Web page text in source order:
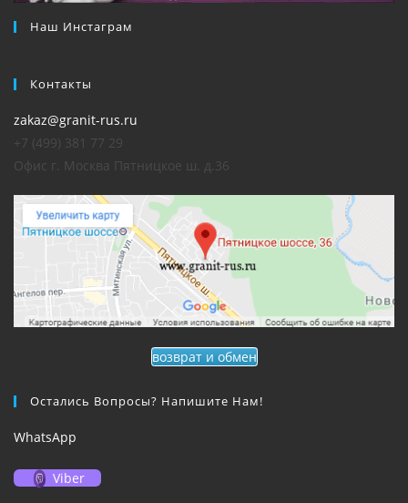
Наш Инстаграм
Контакты
zakaz@granit-rus.ru
+7 (499) 381 77 29
Офис г. Москва Пятницкое ш. д.36
возврат и обмен
Остались Вопросы? Напишите Нам!
WhatsApp
Viber